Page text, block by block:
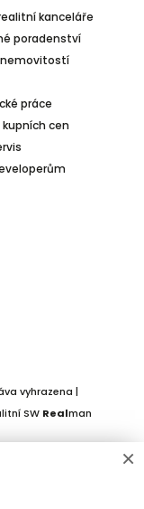
kanceláře
poradenství
práce
cen
vyhrazena |
SW Realman
×